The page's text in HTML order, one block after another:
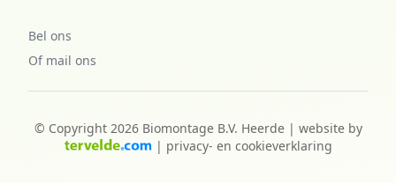
Bel ons
Of mail ons
© Copyright 2026 Biomontage B.V. Heerde | website by
| privacy- en cookieverklaring